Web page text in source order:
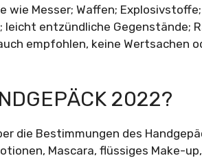
wie Messer; Waffen;
leicht entzündliche Gegenstände;
empfohlen, keine Wertsachen
2022?
die Bestimmungen des
Mascara, flüssiges Make-